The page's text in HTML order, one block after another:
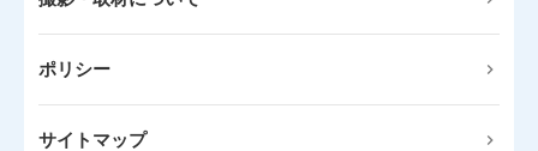
ポリシー
サイトマップ